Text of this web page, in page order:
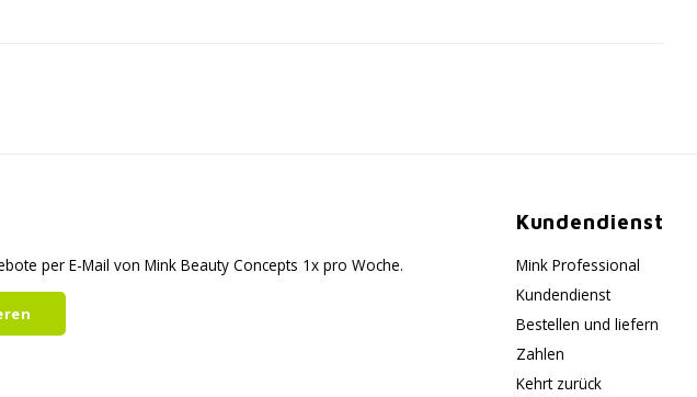
per E-Mail von Mink Beauty Concepts 1x pro Woche.
Kundendienst
Mink Professional
Kundendienst
Bestellen und liefern
Zahlen
Kehrt zurück